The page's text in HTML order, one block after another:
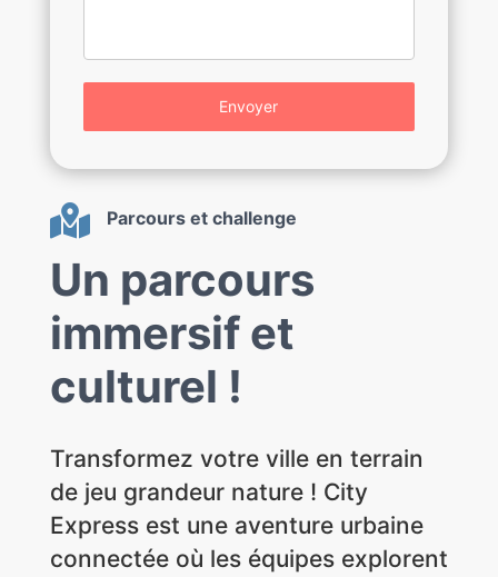
Envoyer
 Parcours et challenge
Un parcours
immersif et
culturel !
Transformez votre ville en terrain
de jeu grandeur nature ! City
Express est une aventure urbaine
connectée où les équipes explorent